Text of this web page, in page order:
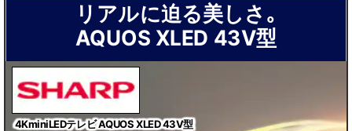
リアルに迫る美しさ｡
AQUOS XLED 43V型
4KminiLEDテレビ AQUOS XLED 43V型